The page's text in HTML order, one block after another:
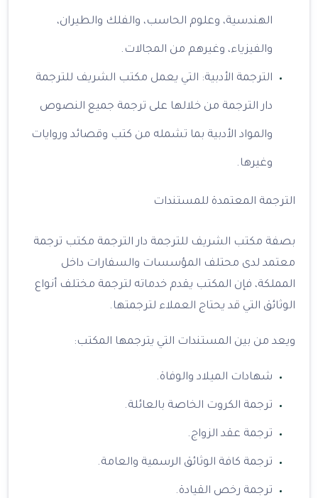
الهندسية، وعلوم الحاسب، والفلك والطيران،
والفيزياء، وغيرهم من المجالات.
الترجمة الأدبية: التي يعمل مكتب الشريف للترجمة
دار الترجمة من خلالها على ترجمة جميع النصوص
والمواد الأدبية بما تشمله من كتب وقصائد وروايات
وغيرها.
الترجمة المعتمدة للمستندات
بصفة مكتب الشريف للترجمة دار الترجمة مكتب ترجمة
معتمد لدى محتلف المؤسسات والسفارات داخل
المملكة، فإن المكتب يقدم خدماته لترجمة مختلف أنواع
الوثائق التي قد يحتاج العملاء لترجمتها.
ويعد من بين المستندات التي يترجمها المكتب:
شهادات الميلاد والوفاة.
ترجمة الكروت الخاصة بالعائلة.
ترجمة عقد الزواج.
ترجمة كافة الوثائق الرسمية والعامة.
ترجمة رخص القيادة.